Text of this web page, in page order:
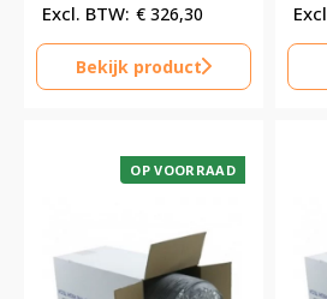
€ 326,30
Bekijk product
OP VOORRAAD